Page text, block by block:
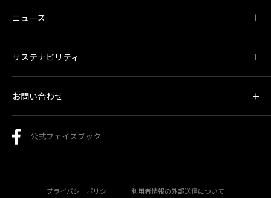
ニュース
サステナビリティ
お問い合わせ
公式フェイスブック
プライバシーポリシー 利用者情報の外部送信について